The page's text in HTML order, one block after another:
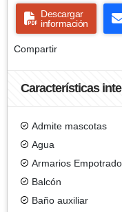
Descargar
información
Compartir
Características
Admite mascotas
Agua
Armarios
Balcón
Baño auxiliar